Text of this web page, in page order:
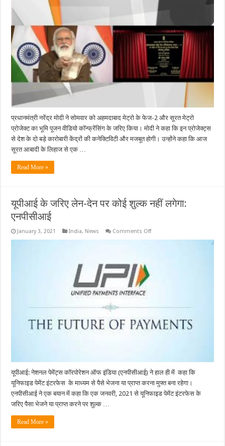
सूरत
मेट्रो
का
भूमि
पूजन:
2014
के
बाद
450
KM
मेट्रो
नेटवर्क
बना
प्रधानमंत्री नरेंद्र मोदी ने सोमवार को अहमदाबाद मेट्रो के फेज-2 और सूरत मेट्रो
प्रोजेक्ट का भूमि पूजन वीडियो कॉन्फ्रेंसिंग के जरिए किया। मोदी ने कहा कि इन प्रोजेक्ट्स
से देश के दो बड़े कारोबारी केंद्रों की कनेक्टिविटी और मजबूत होगी। उन्होंने कहा कि आज
सूरत आबादी के लिहाज से एक …
Read More »
यूपीआई के जरिए लेन-देन पर कोई शुल्क नहीं लगेगा:
एनपीसीआई
January 3, 2021 India, News Comments Offon
यूपीआई: नेशनल पेमेंट्स कॉरपोरेशन ऑफ इंडिया (एनपीसीआई) ने हाल ही में कहा कि
यूनिफाइड पेमेंट इंटरफेस के माध्यम से पैसे भेजना या प्राप्त करना मुफ्त बना रहेगा।
एनपीसीआई ने एक बयान में कहा कि एक जनवरी, 2021 से यूनिफाइड पेमेंट इंटरफेस के
जरिए पैसा भेजने या प्राप्त करने पर शुल्क …
Read More »